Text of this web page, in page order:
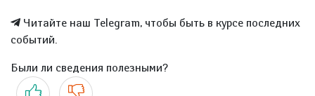
Читайте наш Telegram, чтобы быть в курсе последних
событий.
Были ли сведения полезными?
Да Нет